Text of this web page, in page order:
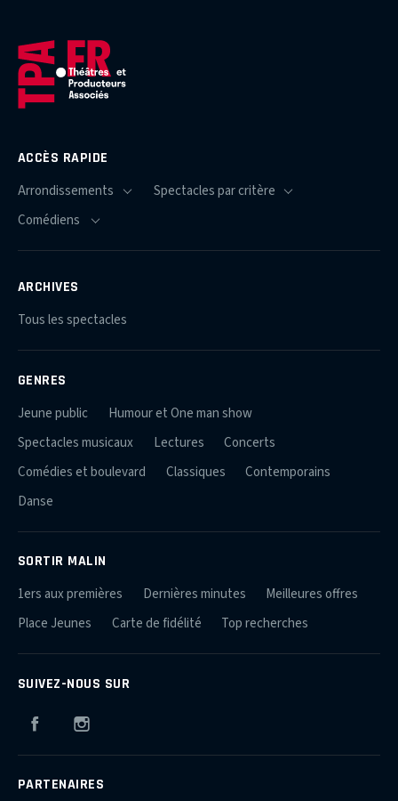
ACCÈS RAPIDE
ARCHIVES
Tous les spectacles
GENRES
Jeune public
Humour et One man show
Spectacles musicaux
Lectures
Concerts
Comédies et boulevard
Classiques
Contemporains
Danse
SORTIR MALIN
1ers aux premières Dernières minutes
Meilleures offres
Place Jeunes
Carte de fidélité Top recherches
SUIVEZ-NOUS SUR
Facebook
PARTENAIRES